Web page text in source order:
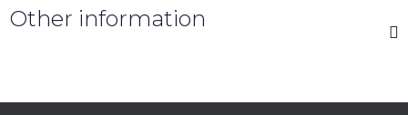
Other information